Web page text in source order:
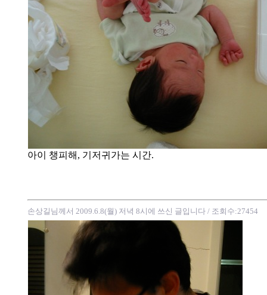
아이 챙피해, 기저귀가는 시간.
손상길님께서 2009.6.8(월) 저녁 8시에 쓰신 글입니다 / 조회수:27454